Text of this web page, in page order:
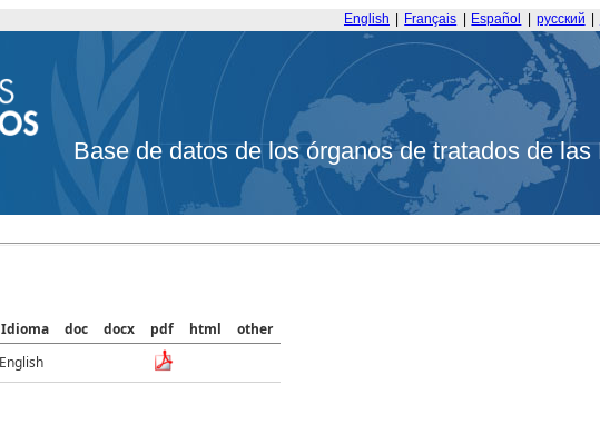
English Français Español русский
Base de datos de los órganos de tratados de
Idioma doc docx pdf html
other
English